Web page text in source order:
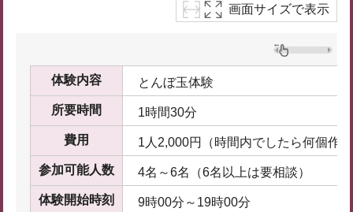
画面サイズで表示
体験内容 とんぼ玉体験
所要時間 1時間30分
費用 1人2,000円（時間内でしたら何個作
参加可能人数 4名～6名（6名以上は要相談）
体験開始時刻 9時00分～19時00分